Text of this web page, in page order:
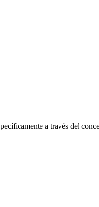
a través del